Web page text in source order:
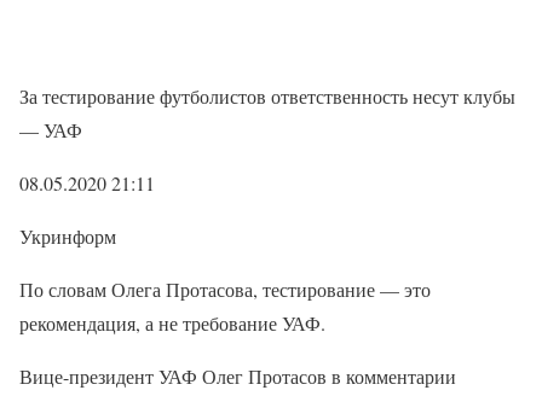
За тестирование футболистов ответственность несут клубы
— УАФ
08.05.2020 21:11
Укринформ
По словам Олега Протасова, тестирование — это
рекомендация, а не требование УАФ.
Вице-президент УАФ Олег Протасов в комментарии